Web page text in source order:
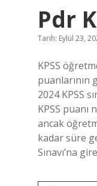
Pdr
Tarih: Eylül 23,
KPSS
puanlarının
2024 KPSS
KPSS puanı
ancak
kadar süre
Sınavı’na